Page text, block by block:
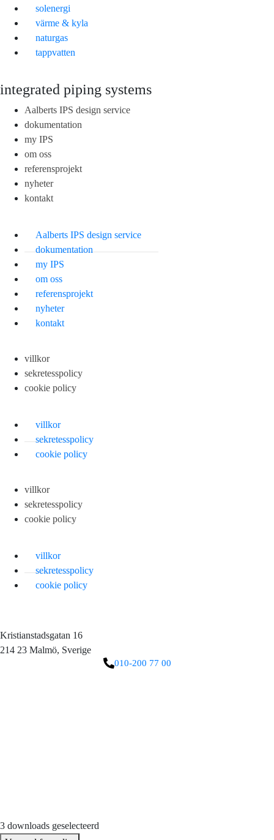
solenergi
värme & kyla
naturgas
tappvatten
integrated piping systems
Aalberts IPS design service
dokumentation
my IPS
om oss
referensprojekt
nyheter
kontakt
Aalberts IPS design service
dokumentation
my IPS
om oss
referensprojekt
nyheter
kontakt
villkor
sekretesspolicy
cookie policy
villkor
sekretesspolicy
cookie policy
villkor
sekretesspolicy
cookie policy
villkor
sekretesspolicy
cookie policy
Kristianstadsgatan 16
214 23 Malmö, Sverige
010-200 77 00
3 downloads geselecteerd